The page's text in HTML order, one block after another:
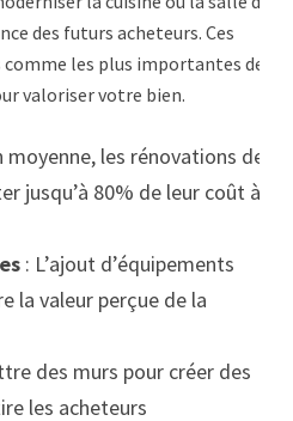
des futurs acheteurs. Ces
comme les plus importantes de
valoriser votre bien.
moyenne, les rénovations de
jusqu’à 80% de leur coût à
: L’ajout d’équipements
la valeur perçue de la
des murs pour créer des
les acheteurs